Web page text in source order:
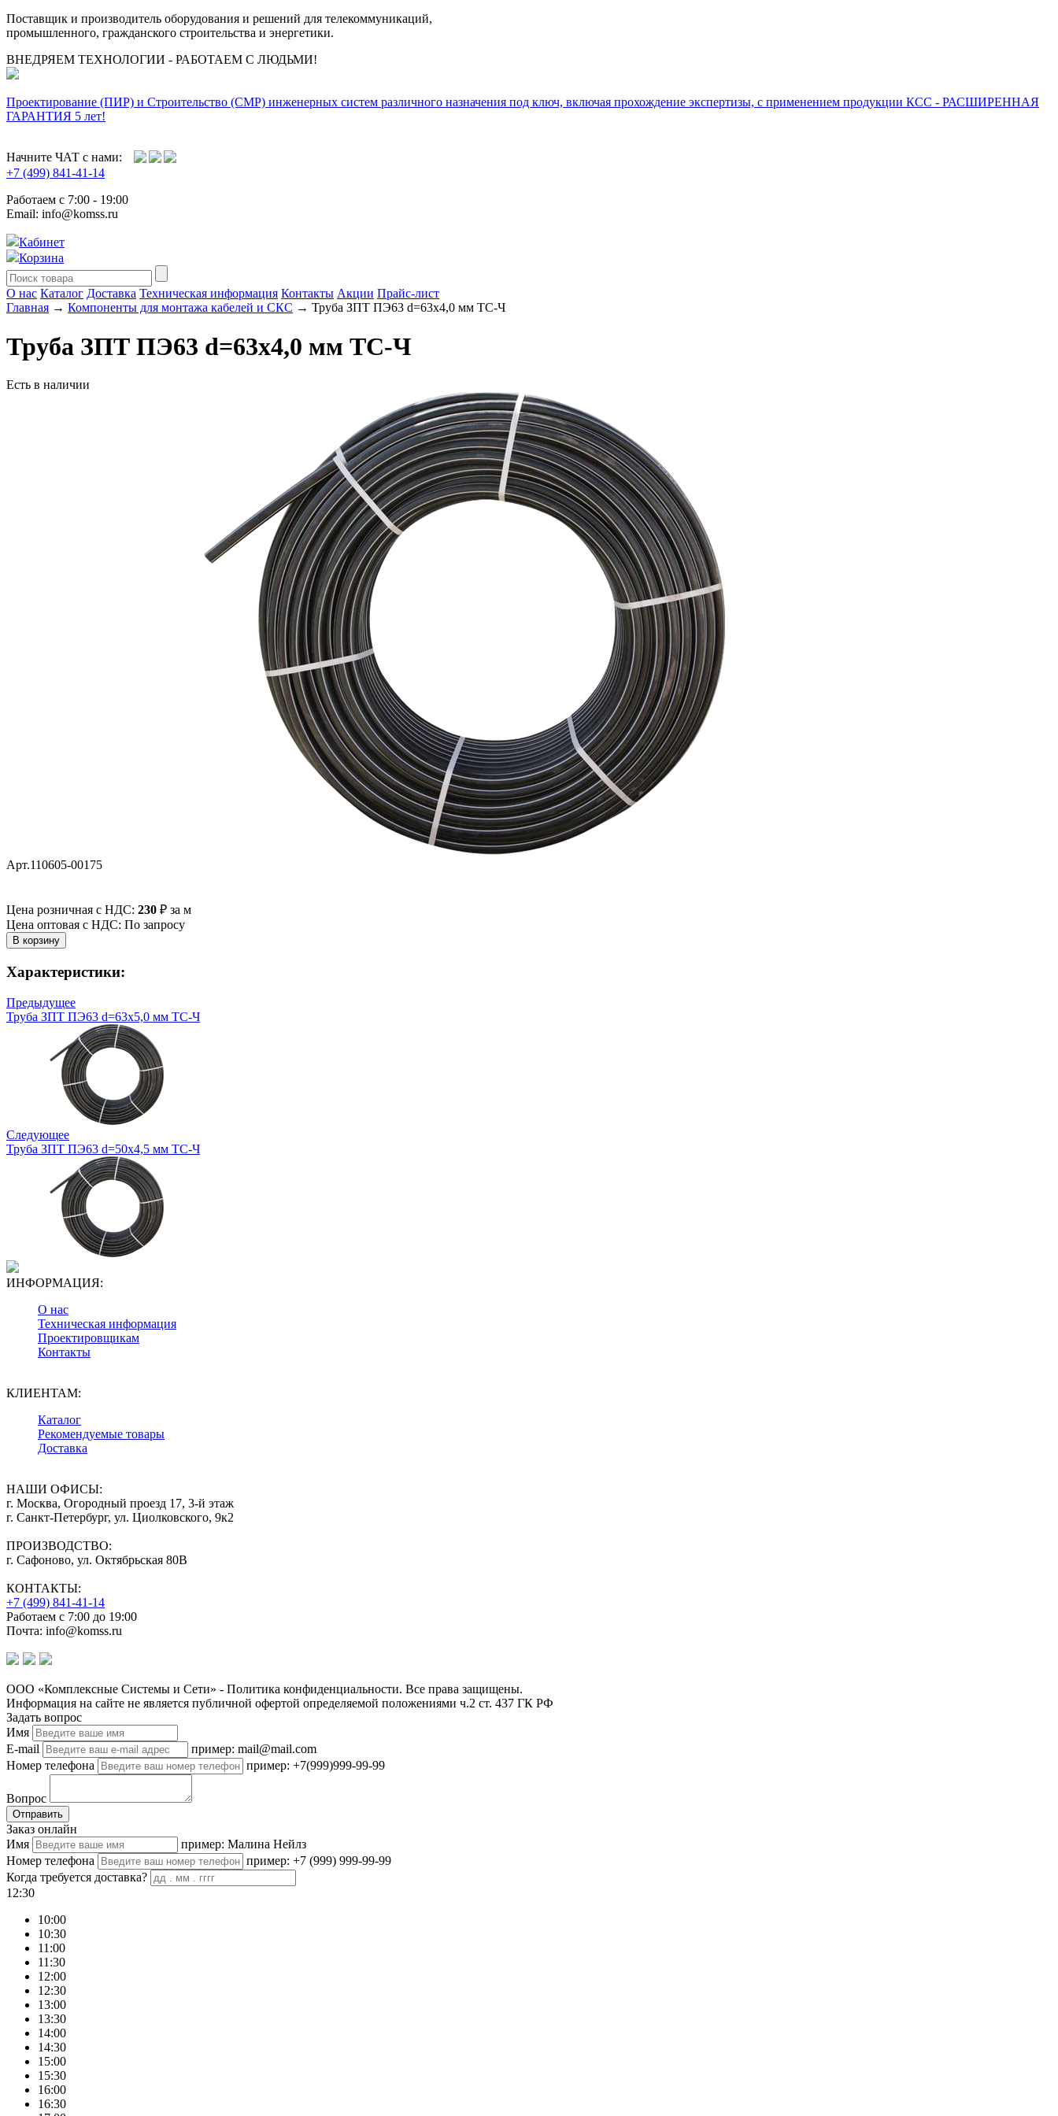
Поставщик и производитель оборудования и решений для телекоммуникаций,
промышленного, гражданского строительства и энергетики.
ВНЕДРЯЕМ ТЕХНОЛОГИИ - РАБОТАЕМ С ЛЮДЬМИ!
Проектирование (ПИР) и Cтроительство (СМР) инженерных систем различного назначения под ключ, включая прохождение экспертизы, с применением продукции КСС - РАСШИРЕННАЯ
ГАРАНТИЯ 5 лет!
Начните ЧАТ с нами:
+7 (499) 841-41-14
Работаем с 7:00 - 19:00
Email: info@komss.ru
Кабинет
Корзина
О нас Каталог Доставка Техническая информация Контакты Акции Прайс-лист
Главная → Компоненты для монтажа кабелей и СКС → Труба ЗПТ ПЭ63 d=63х4,0 мм ТС-Ч
Труба ЗПТ ПЭ63 d=63х4,0 мм ТС-Ч
Есть в наличии
Арт.110605-00175
Цена розничная с НДС: 230 ₽ за м
Цена оптовая с НДС: По запросу
Характеристики:
Предыдущее
Труба ЗПТ ПЭ63 d=63х5,0 мм ТС-Ч
Следующее
Труба ЗПТ ПЭ63 d=50х4,5 мм ТС-Ч
ИНФОРМАЦИЯ:
О нас
Техническая информация
Проектировщикам
Контакты
КЛИЕНТАМ:
Каталог
Рекомендуемые товары
Доставка
НАШИ ОФИСЫ:
г. Москва, Огородный проезд 17, 3-й этаж
г. Санкт-Петербург, ул. Циолковского, 9к2
ПРОИЗВОДСТВО:
г. Сафоново, ул. Октябрьская 80В
КОНТАКТЫ:
+7 (499) 841-41-14
Работаем с 7:00 до 19:00
Почта: info@komss.ru
ООО «Комплексные Системы и Сети» - Политика конфиденциальности. Все права защищены.
Информация на сайте не является публичной офертой определяемой положениями ч.2 ст. 437 ГК РФ
Задать вопрос
Имя
E-mail
пример: mail@mail.com
Номер телефона
пример: +7(999)999-99-99
Вопрос
Отправить
Заказ онлайн
Имя
пример: Малина Нейлз
Номер телефона
пример: +7 (999) 999-99-99
Когда требуется доставка?
12:30
10:00
10:30
11:00
11:30
12:00
12:30
13:00
13:30
14:00
14:30
15:00
15:30
16:00
16:30